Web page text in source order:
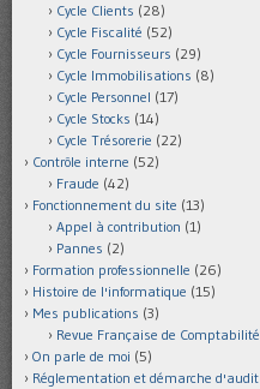
Cycle Clients (28)
Cycle Fiscalité (52)
Cycle Fournisseurs (29)
Cycle Immobilisations (8)
Cycle Personnel (17)
Cycle Stocks (14)
Cycle Trésorerie (22)
Contrôle interne (52)
Fraude (42)
Fonctionnement du site (13)
Appel à contribution (1)
Pannes (2)
Formation professionnelle (26)
Histoire de l'informatique (15)
Mes publications (3)
Revue Française de Comptabilité
On parle de moi (5)
Réglementation et démarche d'audit